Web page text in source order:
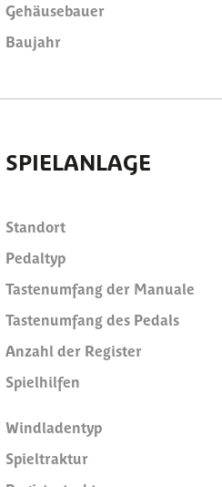
Gehäusebauer
Baujahr
SPIELANLAGE
Standort
Pedaltyp
Tastenumfang der Manuale
Tastenumfang des Pedals
Anzahl der Register
Spielhilfen
Windladentyp
Spieltraktur